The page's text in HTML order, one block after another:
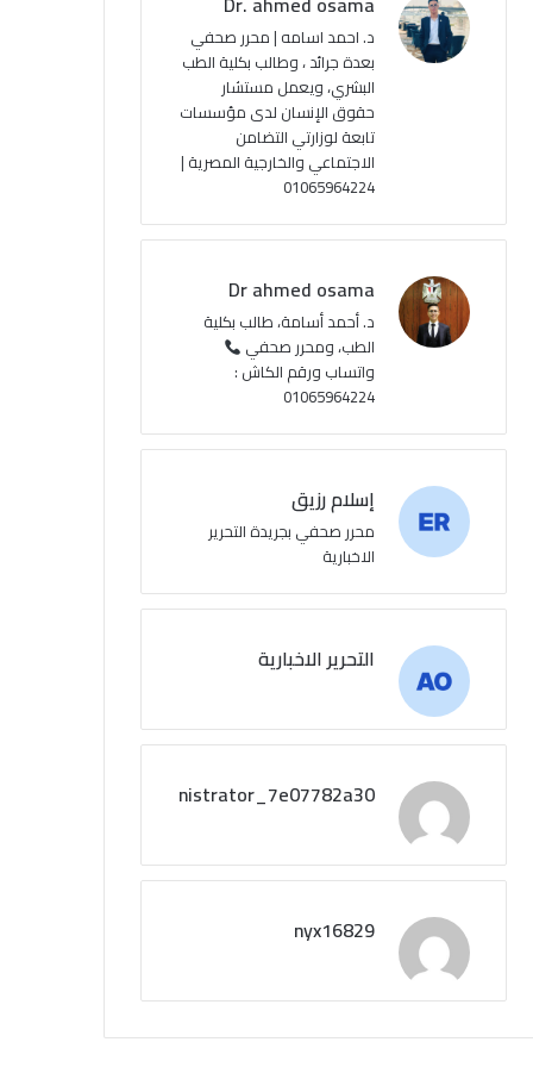
u
ر
ا
م
ل
م
و
ق
ع
S
S
د. احمد اسامه | محرر صحفي
بعدة جرائد ، وطالب بكلية الطب
البشري، ويعمل مستشار
حقوق الإنسان لدى مؤسسات
تابعة لوزارتي التضامن
الاجتماعي والخارجية المصرية |
01065964224
Dr ahmed osama
د. أحمد أسامة، طالب بكلية
الطب، ومحرر صحفي
واتساب ورقم الكاش :
01065964224
إسلام رزيق
محرر صحفي بجريدة التحرير
الاخبارية
التحرير الاخبارية
administrator_7e07782a30
nyx16829